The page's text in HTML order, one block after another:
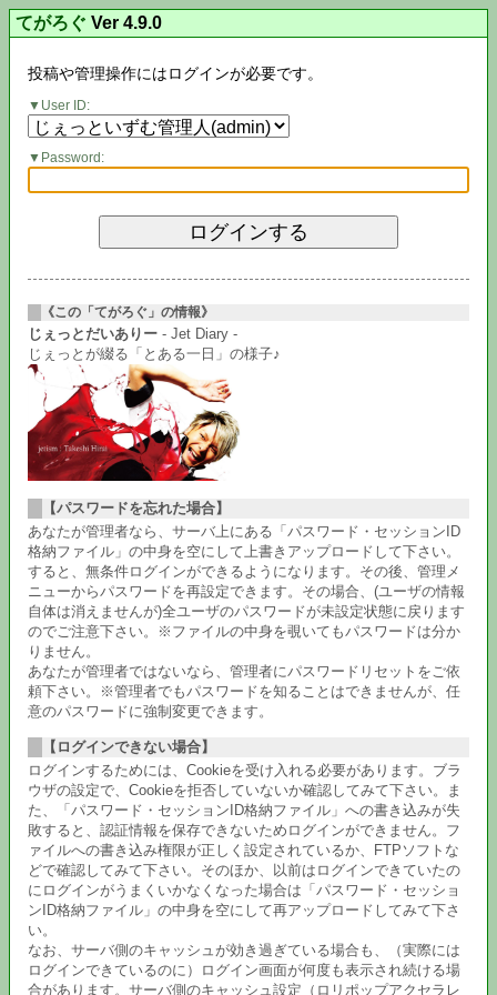
てがろぐ Ver 4.9.0
投稿や管理操作にはログインが必要です。
User ID:
Password:
《この「てがろぐ」の情報》
じぇっとだいありー - Jet Diary -
じぇっとが綴る「とある一日」の様子♪
【パスワードを忘れた場合】
あなたが管理者なら、サーバ上にある「パスワード・セッションID
格納ファイル」の中身を空にして上書きアップロードして下さい。
すると、無条件ログインができるようになります。その後、管理メ
ニューからパスワードを再設定できます。その場合、(ユーザの情報
自体は消えませんが)全ユーザのパスワードが未設定状態に戻ります
のでご注意下さい。※ファイルの中身を覗いてもパスワードは分か
りません。
あなたが管理者ではないなら、管理者にパスワードリセットをご依
頼下さい。※管理者でもパスワードを知ることはできませんが、任
意のパスワードに強制変更できます。
【ログインできない場合】
ログインするためには、Cookieを受け入れる必要があります。ブラ
ウザの設定で、Cookieを拒否していないか確認してみて下さい。ま
た、「パスワード・セッションID格納ファイル」への書き込みが失
敗すると、認証情報を保存できないためログインができません。フ
ァイルへの書き込み権限が正しく設定されているか、FTPソフトな
どで確認してみて下さい。そのほか、以前はログインできていたの
にログインがうまくいかなくなった場合は「パスワード・セッショ
ンID格納ファイル」の中身を空にして再アップロードしてみて下さ
い。
なお、サーバ側のキャッシュが効き過ぎている場合も、（実際には
ログインできているのに）ログイン画面が何度も表示され続ける場
合があります。サーバ側のキャッシュ設定（ロリポップアクセラレ